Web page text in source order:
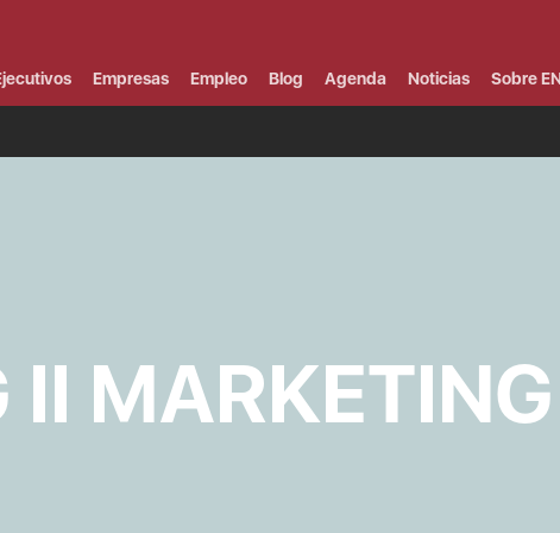
Bolsa
Empresas Empleo Blog Agenda Noticias Sobre
MARKETING